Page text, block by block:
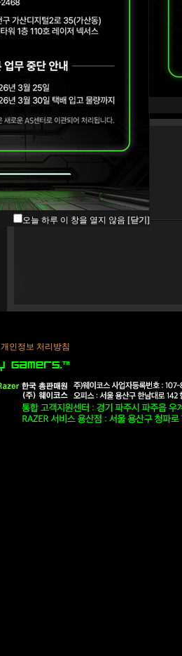
오늘 하루 이 창을 열지 않음 [닫기]
개인정보 처리방침